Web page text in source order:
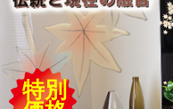
特別